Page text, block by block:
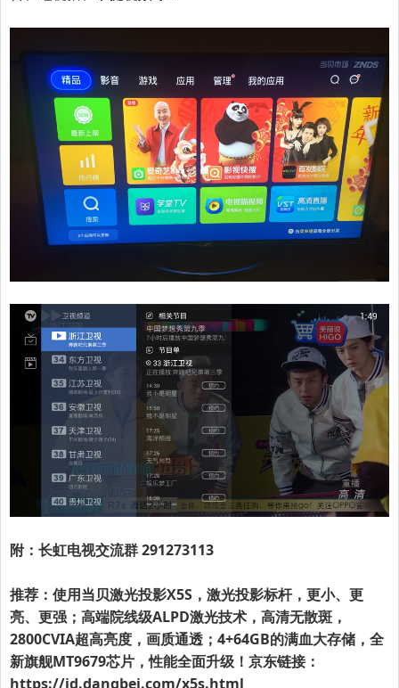
附：长虹电视交流群 291273113
推荐：使用当贝激光投影X5S，激光投影标杆，更小、更
亮、更强；高端院线级ALPD激光技术，高清无散斑，
2800CVIA超高亮度，画质通透；4+64GB的满血大存储，全
新旗舰MT9679芯片，性能全面升级！京东链接：
https://jd.dangbei.com/x5s.html